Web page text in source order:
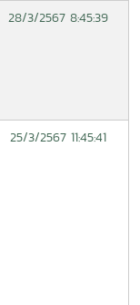
28/3/2567 8:45:39
25/3/2567 11:45:41